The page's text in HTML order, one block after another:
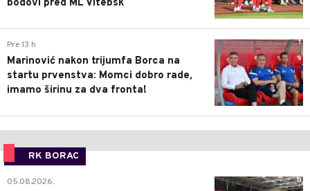
bodovi pred ML Vitebsk
1
Pre 13 h
Marinović nakon trijumfa Borca na
startu prvenstva: Momci dobro rade,
imamo širinu za dva fronta!
RK BORAC
0
05.08.2026.